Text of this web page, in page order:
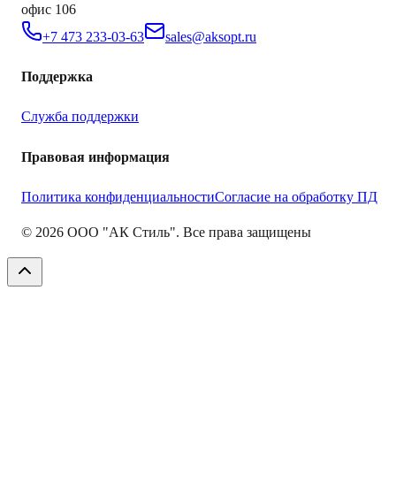
офис 106
+7 473 233-03-63
sales@aksopt.ru
Поддержка
Служба поддержки
Правовая информация
Политика конфиденциальностиСогласие на обработку ПД
© 2026 ООО "АК Стиль". Все права защищены